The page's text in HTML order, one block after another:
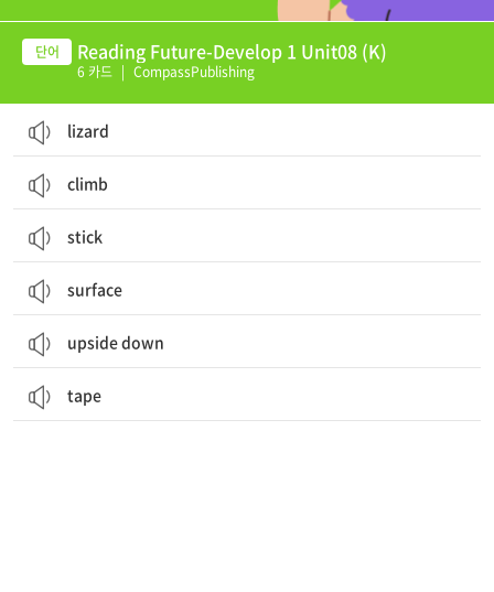
Reading Future-Develop 1 Unit08 (K)
6 카드 | CompassPublishing
lizard
climb
stick
surface
upside down
tape